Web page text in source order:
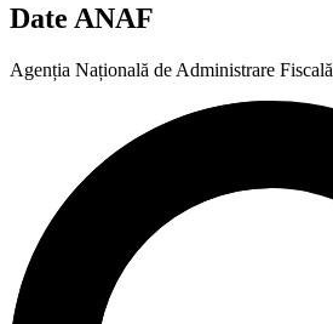
Date ANAF
Agenția Națională de Administrare Fiscală